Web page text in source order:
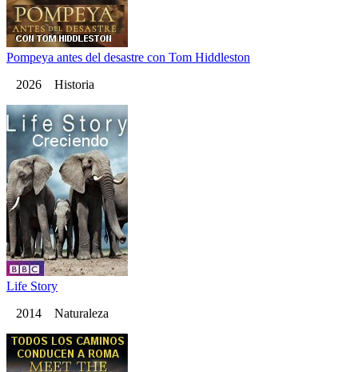
Pompeya antes del desastre con Tom Hiddleston
2026 Historia
Life Story
2014 Naturaleza